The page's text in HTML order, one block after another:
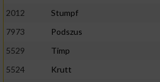
2012
Stumpf
7973
Podszus
5529
Timp
5524
Krutt